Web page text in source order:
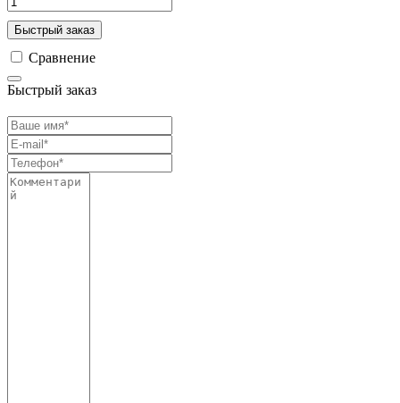
Быстрый заказ
Сравнение
Быстрый заказ